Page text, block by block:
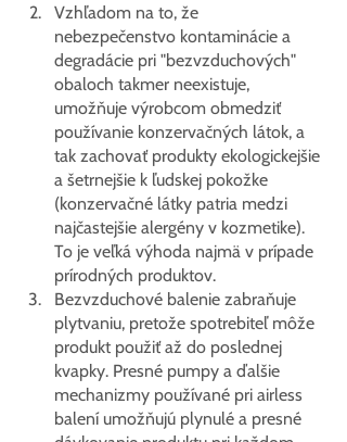
Vzhľadom na to, že
nebezpečenstvo kontaminácie a
degradácie pri "bezvzduchových"
obaloch takmer neexistuje,
umožňuje výrobcom obmedziť
používanie konzervačných látok, a
tak zachovať produkty ekologickejšie
a šetrnejšie k ľudskej pokožke
(konzervačné látky patria medzi
najčastejšie alergény v kozmetike).
To je veľká výhoda najmä v prípade
prírodných produktov.
Bezvzduchové balenie zabraňuje
plytvaniu, pretože spotrebiteľ môže
produkt použiť až do poslednej
kvapky. Presné pumpy a ďalšie
mechanizmy používané pri airless
balení umožňujú plynulé a presné